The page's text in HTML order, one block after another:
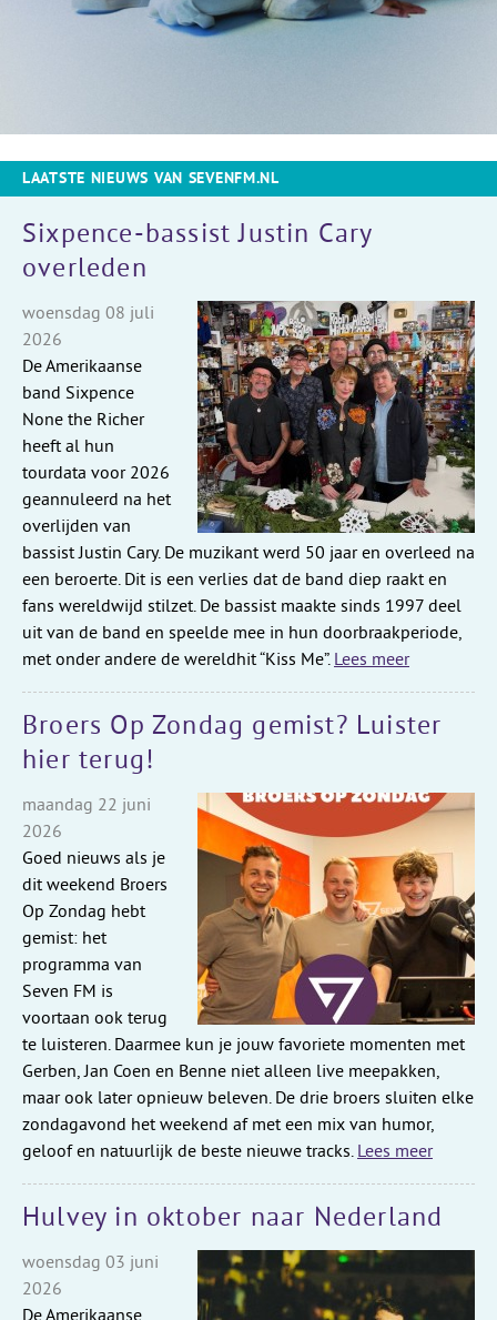
LAATSTE NIEUWS VAN SEVENFM.NL
Sixpence-bassist Justin Cary
overleden
woensdag 08 juli
2026
De Amerikaanse
band Sixpence
None the Richer
heeft al hun
tourdata voor 2026
geannuleerd na het
overlijden van
bassist Justin Cary. De muzikant werd 50 jaar en overleed na
een beroerte. Dit is een verlies dat de band diep raakt en
fans wereldwijd stilzet. De bassist maakte sinds 1997 deel
uit van de band en speelde mee in hun doorbraakperiode,
met onder andere de wereldhit “Kiss Me”. Lees meer
Broers Op Zondag gemist? Luister
hier terug!
maandag 22 juni
2026
Goed nieuws als je
dit weekend Broers
Op Zondag hebt
gemist: het
programma van
Seven FM is
voortaan ook terug
te luisteren. Daarmee kun je jouw favoriete momenten met
Gerben, Jan Coen en Benne niet alleen live meepakken,
maar ook later opnieuw beleven. De drie broers sluiten elke
zondagavond het weekend af met een mix van humor,
geloof en natuurlijk de beste nieuwe tracks. Lees meer
Hulvey in oktober naar Nederland
woensdag 03 juni
2026